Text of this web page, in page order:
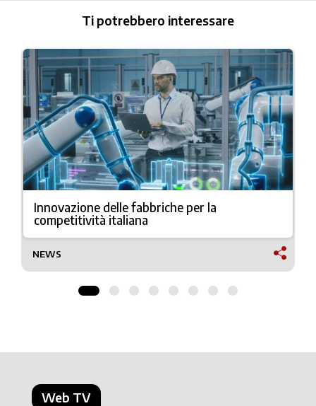
Ti potrebbero interessare
Innovazione delle fabbriche per la
competitività italiana
NEWS
Web TV